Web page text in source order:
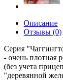
Описание
Отзывы (0)
Серия
- очень плотная
(без учета
"деревянной